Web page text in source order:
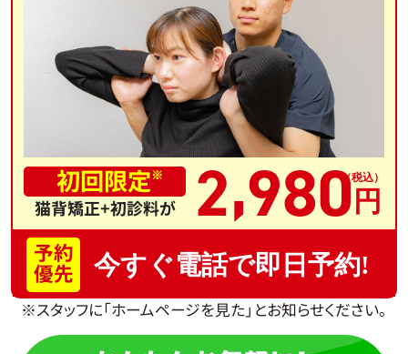
初回限定※
猫背矯正+初診料が 2,980
予約
優先 今すぐ電話で即日予約!
※スタッフに「ホームページを見た」とお知らせください。